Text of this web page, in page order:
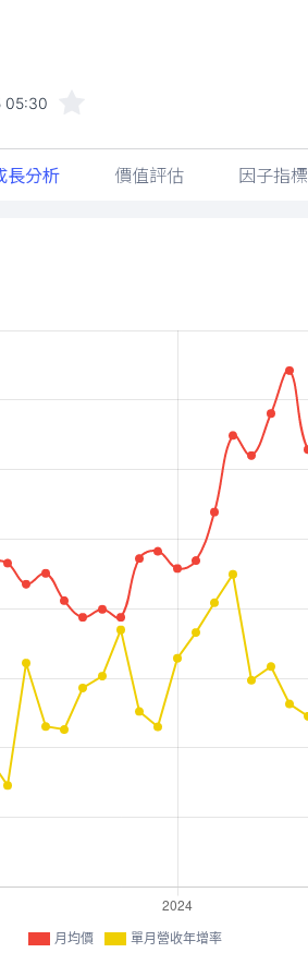
05:30
長分析 價值評估 因子指標
月均價 單月營收年增率